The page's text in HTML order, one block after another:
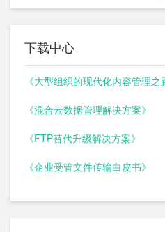
下载中心
《大型组织的现代化内容管理之
《混合云数据管理解决方案》
《FTP替代升级解决方案》
《企业受管文件传输白皮书》